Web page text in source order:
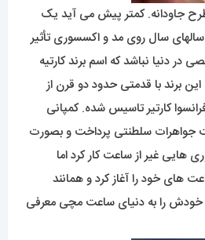
جاودانه. کمتر پیش می آید یک
سالهای سال روی مد و اکسسوری تأثیر
در دنیا نباشد که اسم برند کارتیه
برند با قدمتی حدود دو قرن از
فرانسوا کارتیر تاسیس شده. کمپانی
جواهرات سلطنتی پرداخت و بصورت
غیر از ساعت کار کرد اما
های خود را آغاز کرد و همانند
را به دنیای ساعت مچی معرفی